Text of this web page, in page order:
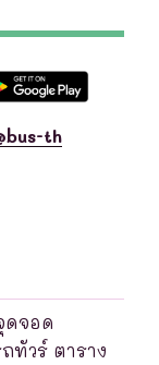
th
ดจอด
ทัวร์ ตาราง